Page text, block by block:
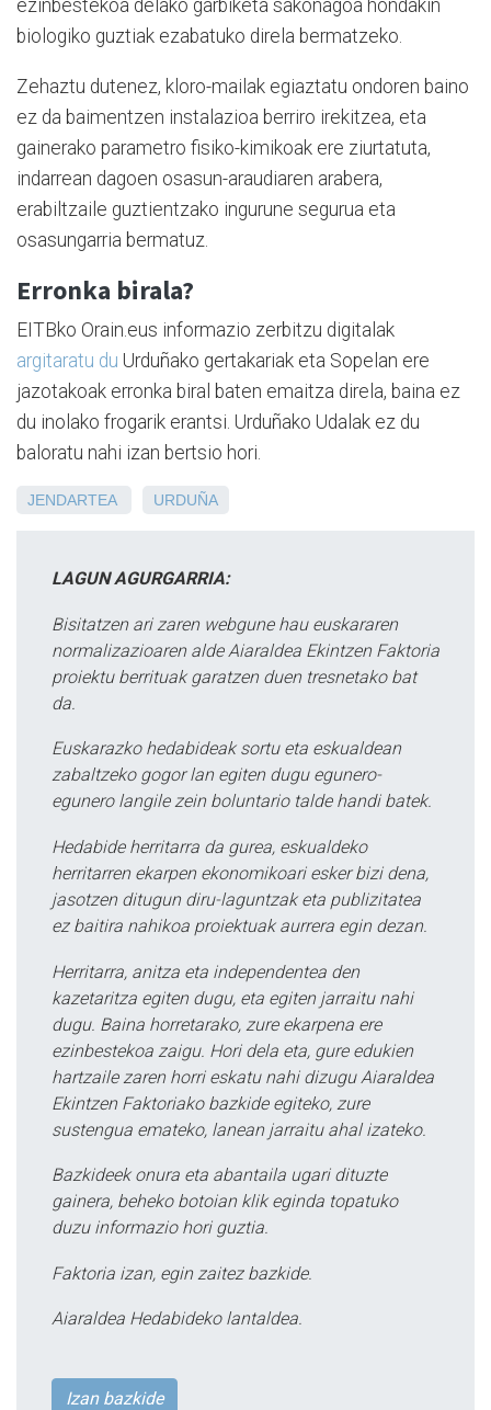
ezinbestekoa delako garbiketa sakonagoa hondakin
biologiko guztiak ezabatuko direla bermatzeko.
Zehaztu dutenez, kloro-mailak egiaztatu ondoren baino
ez da baimentzen instalazioa berriro irekitzea, eta
gainerako parametro fisiko-kimikoak ere ziurtatuta,
indarrean dagoen osasun-araudiaren arabera,
erabiltzaile guztientzako ingurune segurua eta
osasungarria bermatuz.
Erronka birala?
EITBko Orain.eus informazio zerbitzu digitalak
argitaratu du Urduñako gertakariak eta Sopelan ere
jazotakoak erronka biral baten emaitza direla, baina ez
du inolako frogarik erantsi. Urduñako Udalak ez du
baloratu nahi izan bertsio hori.
JENDARTEA URDUÑA
LAGUN AGURGARRIA:
Bisitatzen ari zaren webgune hau euskararen
normalizazioaren alde Aiaraldea Ekintzen Faktoria
proiektu berrituak garatzen duen tresnetako bat
da.
Euskarazko hedabideak sortu eta eskualdean
zabaltzeko gogor lan egiten dugu egunero-
egunero langile zein boluntario talde handi batek.
Hedabide herritarra da gurea, eskualdeko
herritarren ekarpen ekonomikoari esker bizi dena,
jasotzen ditugun diru-laguntzak eta publizitatea
ez baitira nahikoa proiektuak aurrera egin dezan.
Herritarra, anitza eta independentea den
kazetaritza egiten dugu, eta egiten jarraitu nahi
dugu. Baina horretarako, zure ekarpena ere
ezinbestekoa zaigu. Hori dela eta, gure edukien
hartzaile zaren horri eskatu nahi dizugu Aiaraldea
Ekintzen Faktoriako bazkide egiteko, zure
sustengua emateko, lanean jarraitu ahal izateko.
Bazkideek onura eta abantaila ugari dituzte
gainera, beheko botoian klik eginda topatuko
duzu informazio hori guztia.
Faktoria izan, egin zaitez bazkide.
Aiaraldea Hedabideko lantaldea.
Izan bazkide